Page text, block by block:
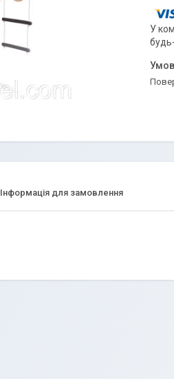
У
Інформація для замовлення